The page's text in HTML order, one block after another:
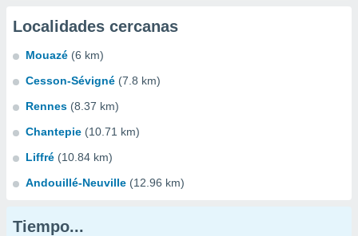
Localidades cercanas
Mouazé (6 km)
Cesson-Sévigné (7.8 km)
Rennes (8.37 km)
Chantepie (10.71 km)
Liffré (10.84 km)
Andouillé-Neuville (12.96 km)
Tiempo...